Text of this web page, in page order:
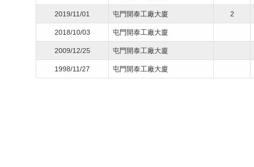
2019/11/01 屯門開泰工廠大廈 2
2018/10/03 屯門開泰工廠大廈
2009/12/25 屯門開泰工廠大廈
1998/11/27 屯門開泰工廠大廈